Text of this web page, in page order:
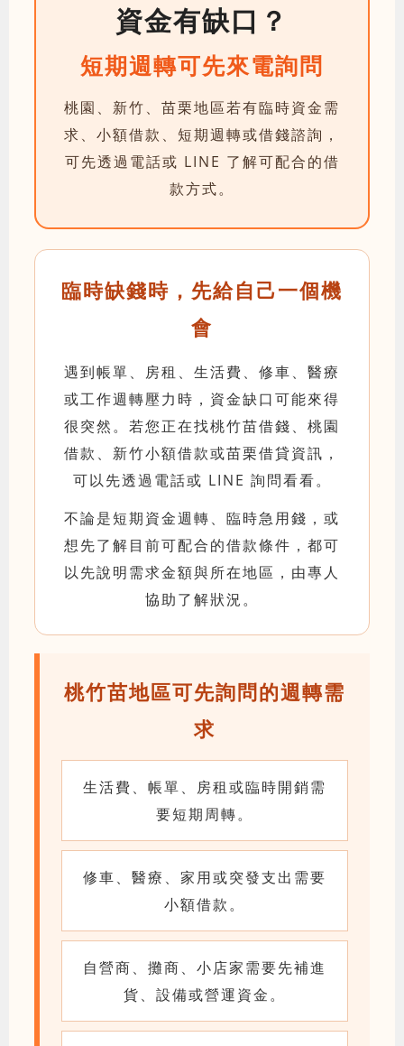
資金有缺口？
短期週轉可先來電詢問
桃園、新竹、苗栗地區若有臨時資金需
求、小額借款、短期週轉或借錢諮詢，
可先透過電話或 LINE 了解可配合的借
款方式。
臨時缺錢時，先給自己一個機
會
遇到帳單、房租、生活費、修車、醫療
或工作週轉壓力時，資金缺口可能來得
很突然。若您正在找桃竹苗借錢、桃園
借款、新竹小額借款或苗栗借貸資訊，
可以先透過電話或 LINE 詢問看看。
不論是短期資金週轉、臨時急用錢，或
想先了解目前可配合的借款條件，都可
以先說明需求金額與所在地區，由專人
協助了解狀況。
桃竹苗地區可先詢問的週轉需
求
生活費、帳單、房租或臨時開銷需
要短期周轉。
修車、醫療、家用或突發支出需要
小額借款。
自營商、攤商、小店家需要先補進
貨、設備或營運資金。